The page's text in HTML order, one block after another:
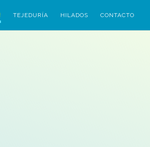
TEJEDURÍA HILADOS CONTACTO